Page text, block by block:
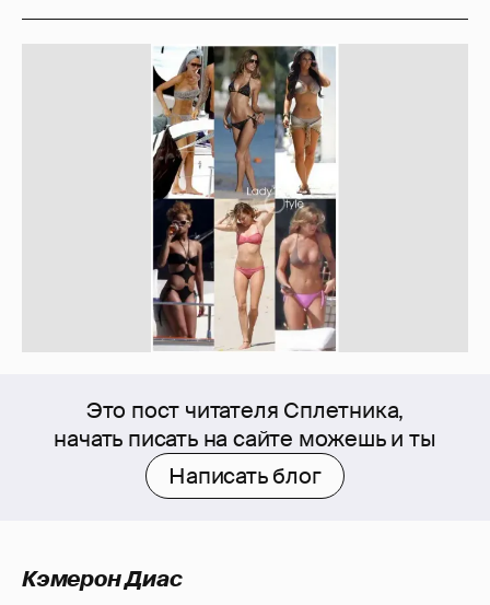
Это пост читателя Сплетника,
начать писать на сайте можешь и ты
Написать блог
Кэмерон Диас